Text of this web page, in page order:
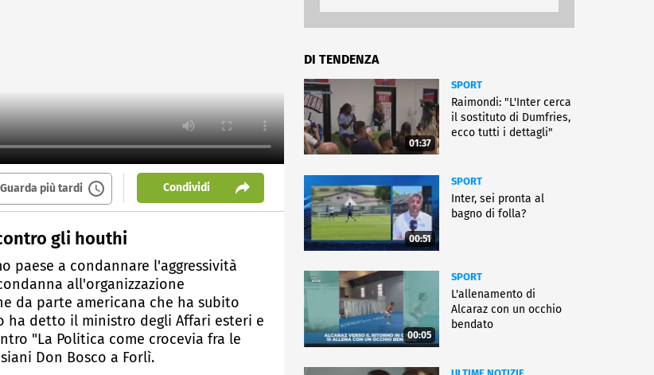
Guarda più tardi Condividi
gli houthi
paese a condannare l'aggressività
all'organizzazione
da parte americana che ha subito
ha detto il ministro degli Affari esteri e
"La Politica come crocevia fra le
Don Bosco a Forlì.
DI TENDENZA
01:37
SPORT
Raimondi: "L'Inter cerca
il sostituto di Dumfries,
ecco tutti i dettagli"
00:51
SPORT
Inter, sei pronta al
bagno di folla?
00:05
SPORT
L'allenamento di
Alcaraz con un occhio
bendato